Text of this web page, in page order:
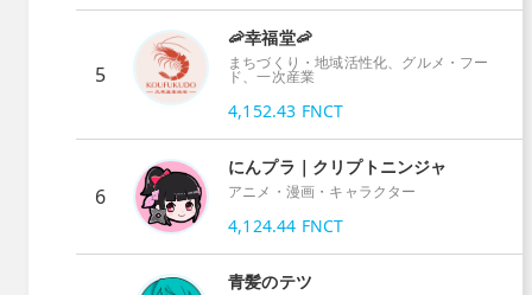
5
🦐幸福堂🦐
まちづくり・地域活性化、グルメ・フー
ド、一次産業
4,152.43 FNCT
6
にんプラ｜クリプトニンジャ
アニメ・漫画・キャラクター
4,124.44 FNCT
青髪のテツ